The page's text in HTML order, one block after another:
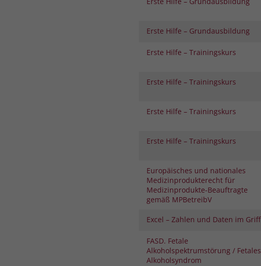
Erste Hilfe – Grundausbildung
Erste Hilfe – Trainingskurs
Erste Hilfe – Trainingskurs
Erste Hilfe – Trainingskurs
Erste Hilfe – Trainingskurs
Europäisches und nationales
Medizinprodukterecht für
Medizinprodukte-Beauftragte
gemäß MPBetreibV
Excel – Zahlen und Daten im Griff
FASD. Fetale
Alkoholspektrumstörung / Fetales
Alkoholsyndrom